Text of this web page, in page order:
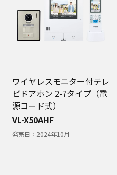
ワイヤレスモニター付テレ
ビドアホン 2-7タイプ（電
源コード式）
VL-X50AHF
発売日： 2024年10月